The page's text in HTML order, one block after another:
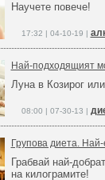
Научете повече!
17:32 | 04-10-19 |
Най-подходящият
Луна в Козирог
08:00 | 07-30-13 |
Групова диета.
Грабвай най-
на килограмите!